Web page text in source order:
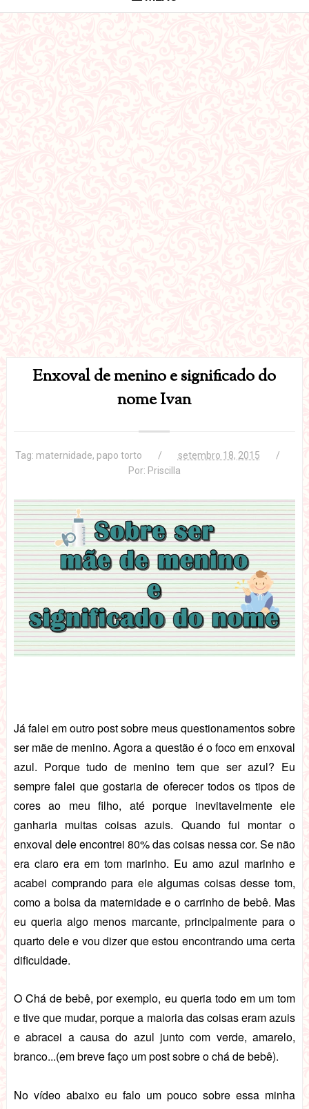
Enxoval de menino e significado do
nome Ivan
Tag: maternidade, papo torto
setembro 18, 2015
Por: Priscilla
Já falei em outro post sobre meus questionamentos sobre
ser mãe de menino. Agora a questão é o foco em enxoval
azul. Porque tudo de menino tem que ser azul? Eu
sempre falei que gostaria de oferecer todos os tipos de
cores ao meu filho, até porque inevitavelmente ele
ganharia muitas coisas azuis. Quando fui montar o
enxoval dele encontrei 80% das coisas nessa cor. Se não
era claro era em tom marinho. Eu amo azul marinho e
acabei comprando para ele algumas coisas desse tom,
como a bolsa da maternidade e o carrinho de bebê. Mas
eu queria algo menos marcante, principalmente para o
quarto dele e vou dizer que estou encontrando uma certa
dificuldade.
O Chá de bebê, por exemplo, eu queria todo em um tom
e tive que mudar, porque a maioria das coisas eram azuis
e abracei a causa do azul junto com verde, amarelo,
branco...(em breve faço um post sobre o chá de bebê).
No vídeo abaixo eu falo um pouco sobre essa minha